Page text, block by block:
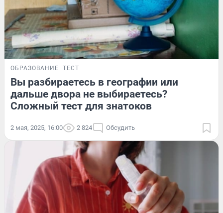
ОБРАЗОВАНИЕ ТЕСТ
Вы разбираетесь в географии или
дальше двора не выбираетесь?
Сложный тест для знатоков
2 мая, 2025, 16:00 2 824 Обсудить